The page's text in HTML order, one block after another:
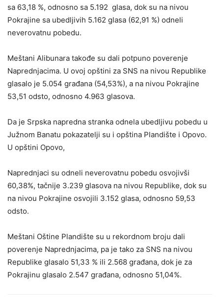
sa 63,18 %, odnosno sa 5.192 glasa, dok su na nivou
Pokrajine sa ubedljivih 5.162 glasa (62,91 %) odneli
neverovatnu pobedu.
Meštani Alibunara takođe su dali potpuno poverenje
Naprednjacima. U ovoj opštini za SNS na nivou Republike
glasalo je 5.054 građana (54,53%), a na nivou Pokrajine
53,51 odsto, odnosno 4.963 glasova.
Da je Srpska napredna stranka odnela ubedljivu pobedu u
Južnom Banatu pokazatelji su i opština Plandište i Opovo.
U opštini Opovo,
Naprednjaci su odneli neverovatnu pobedu osvojivši
60,38%, tačnije 3.239 glasova na nivou Republike, dok su
na nivou Pokrajine osvojili 3.152 glasa, odnosno 59,53
odsto.
Meštani Oštine Plandište su u rekordnom broju dali
poverenje Naprednjacima, pa je tako za SNS na nivou
Republike glasalo 51,33 % ili 2.568 građana, dok je za
Pokrajinu glasalo 2.547 građana, odnosno 51,04%.